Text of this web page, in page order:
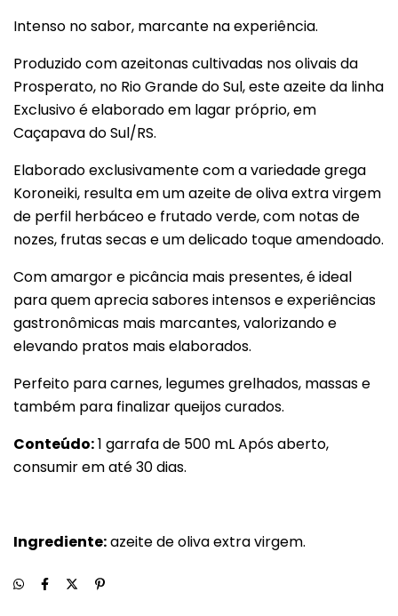
Intenso no sabor, marcante na experiência.
Produzido com azeitonas cultivadas nos olivais da
Prosperato, no Rio Grande do Sul, este azeite da linha
Exclusivo é elaborado em lagar próprio, em
Caçapava do Sul/RS.
Elaborado exclusivamente com a variedade grega
Koroneiki, resulta em um azeite de oliva extra virgem
de perfil herbáceo e frutado verde, com notas de
nozes, frutas secas e um delicado toque amendoado.
Com amargor e picância mais presentes, é ideal
para quem aprecia sabores intensos e experiências
gastronômicas mais marcantes, valorizando e
elevando pratos mais elaborados.
Perfeito para carnes, legumes grelhados, massas e
também para finalizar queijos curados.
Conteúdo:1 garrafa de 500 mL Após aberto,
consumir em até 30 dias.
Ingrediente:azeite de oliva extra virgem.